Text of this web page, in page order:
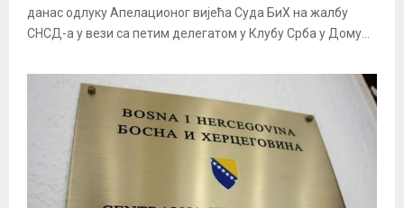
данас одлуку Апелационог вијећа Суда БиХ на жалбу
СНСД-а у вези са петим делегатом у Клубу Срба у Дому...